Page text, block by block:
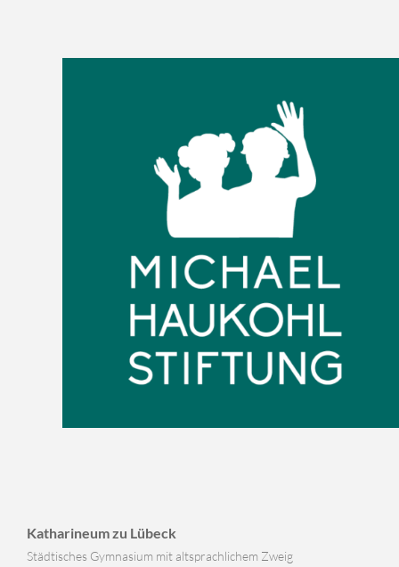
Katharineum zu Lübeck
Städtisches Gymnasium mit altsprachlichem Zweig